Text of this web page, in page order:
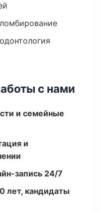
с нами
и семейные
и
запись 24/7
лет, кандидаты